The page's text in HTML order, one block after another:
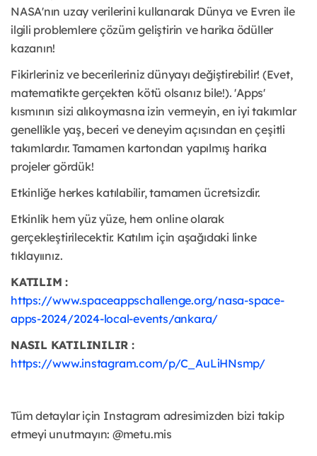
NASA'nın uzay verilerini kullanarak Dünya ve Evren ile
ilgili problemlere çözüm geliştirin ve harika ödüller
kazanın!
Fikirleriniz ve becerileriniz dünyayı değiştirebilir! (Evet,
matematikte gerçekten kötü olsanız bile!). 'Apps'
kısmının sizi alıkoymasna izin vermeyin, en iyi takımlar
genellikle yaş, beceri ve deneyim açısından en çeşitli
takımlardır. Tamamen kartondan yapılmış harika
projeler gördük!
Etkinliğe herkes katılabilir, tamamen ücretsizdir.
Etkinlik hem yüz yüze, hem online olarak
gerçekleştirilecektir. Katılım için aşağıdaki linke
tıklayıınız.
KATILIM :
https://www.spaceappschallenge.org/nasa-space-
apps-2024/2024-local-events/ankara/
NASIL KATILINILIR :
https://www.instagram.com/p/C_AuLiHNsmp/
Tüm detaylar için Instagram adresimizden bizi takip
etmeyi unutmayın: @metu.mis